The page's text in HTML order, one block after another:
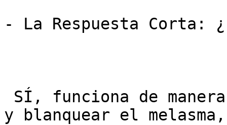
- La Respuesta Corta:
y blanquear el